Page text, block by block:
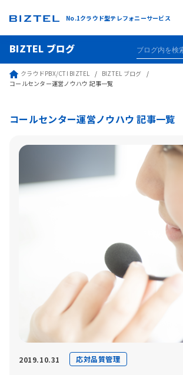
No.1クラウド型テレフォニーサービス
BIZTEL ブログ
クラウドPBX/CTI BIZTEL
BIZTEL ブログ
コールセンター運営ノウハウ 記事一覧
コールセンター運営ノウハウ 記事一覧
2019.10.31 応対品質管理